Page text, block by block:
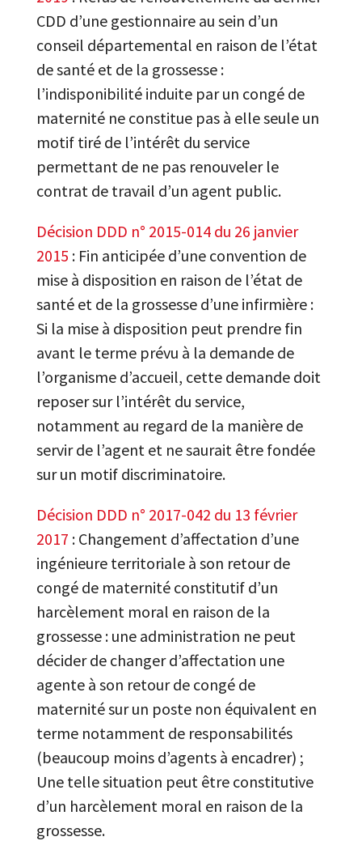
CDD d’une gestionnaire au sein d’un
conseil départemental en raison de l’état
de santé et de la grossesse :
l’indisponibilité induite par un congé de
maternité ne constitue pas à elle seule un
motif tiré de l’intérêt du service
permettant de ne pas renouveler le
contrat de travail d’un agent public.
Décision DDD n° 2015-014 du 26 janvier
2015 : Fin anticipée d’une convention de
mise à disposition en raison de l’état de
santé et de la grossesse d’une infirmière :
Si la mise à disposition peut prendre fin
avant le terme prévu à la demande de
l’organisme d’accueil, cette demande doit
reposer sur l’intérêt du service,
notamment au regard de la manière de
servir de l’agent et ne saurait être fondée
sur un motif discriminatoire.
Décision DDD n° 2017-042 du 13 février
2017 : Changement d’affectation d’une
ingénieure territoriale à son retour de
congé de maternité constitutif d’un
harcèlement moral en raison de la
grossesse : une administration ne peut
décider de changer d’affectation une
agente à son retour de congé de
maternité sur un poste non équivalent en
terme notamment de responsabilités
(beaucoup moins d’agents à encadrer) ;
Une telle situation peut être constitutive
d’un harcèlement moral en raison de la
grossesse.